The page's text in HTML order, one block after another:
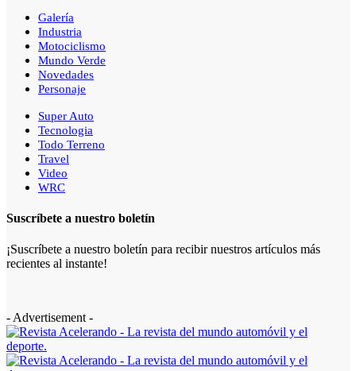
Galería
Industria
Motociclismo
Mundo Verde
Novedades
Personaje
Super Auto
Tecnologia
Todo Terreno
Travel
Video
WRC
Suscríbete a nuestro boletín
¡Suscríbete a nuestro boletín para recibir nuestros artículos más
recientes al instante!
- Advertisement -